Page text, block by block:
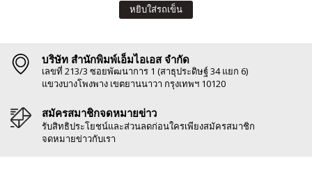
หยิบใส่รถเข็น
บริษัท สำนักพิมพ์เอ็มไอเอส จำกัด
เลขที่ 213/3 ซอยพัฒนาการ 1 (สาธุประดิษฐ์ 34 แยก 6)
แขวงบางโพงพาง เขตยานนาวา กรุงเทพฯ 10120
สมัครสมาชิกจดหมายข่าว
รับสิทธิประโยชน์และส่วนลดก่อนใครเพียงสมัครสมาชิก
จดหมายข่าวกับเรา